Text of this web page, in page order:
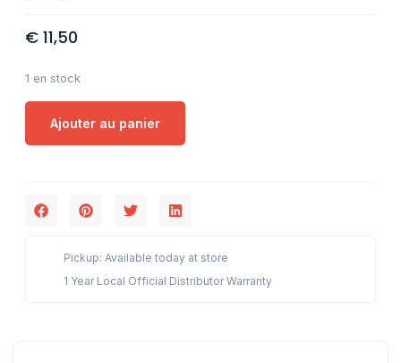
€ 11,50
1 en stock
Ajouter au panier
Pickup: Available today at store
1 Year Local Official Distributor Warranty